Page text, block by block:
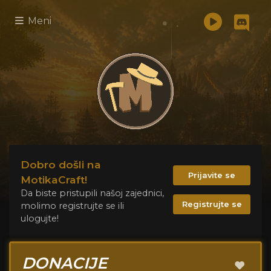
Meni
Dobro došli na
MotikaCraft!
Da biste pristupili našoj zajednici,
molimo registrujte se ili
ulogujte!
Prijavite se
Registrujte se
DONACIJE